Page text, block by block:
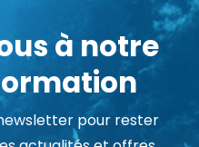
à notre
pour rester